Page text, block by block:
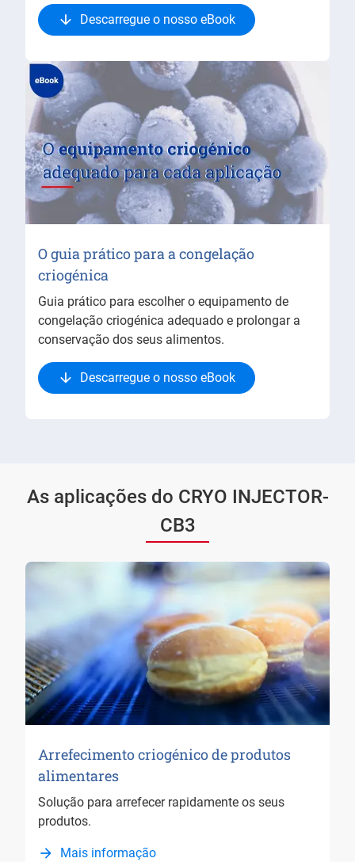
Descarregue o nosso eBook
O guia prático para a congelação
criogénica
Guia prático para escolher o equipamento de
congelação criogénica adequado e prolongar a
conservação dos seus alimentos.
Descarregue o nosso eBook
As aplicações do CRYO INJECTOR-
CB3
Arrefecimento criogénico de produtos
alimentares
Solução para arrefecer rapidamente os seus
produtos.
Mais informação